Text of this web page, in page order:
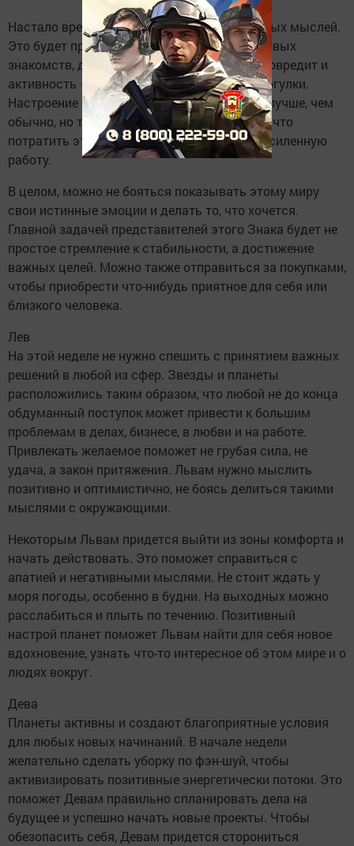
Настало время для избавления от негативных мыслей.
Это будет прекрасная неделя для поиска новых
знакомств, для развлечений и отдыха. Не повредит и
активность — полезными станут долгие прогулки.
Настроение и физическое состояние будут лучше, чем
обычно, но только самим Ракам решать, на что
потратить этот период — на отдых или на усиленную
работу.
В целом, можно не бояться показывать этому миру
свои истинные эмоции и делать то, что хочется.
Главной задачей представителей этого Знака будет не
простое стремление к стабильности, а достижение
важных целей. Можно также отправиться за покупками,
чтобы приобрести что-нибудь приятное для себя или
близкого человека.
Лев
На этой неделе не нужно спешить с принятием важных
решений в любой из сфер. Звезды и планеты
расположились таким образом, что любой не до конца
обдуманный поступок может привести к большим
проблемам в делах, бизнесе, в любви и на работе.
Привлекать желаемое поможет не грубая сила, не
удача, а закон притяжения. Львам нужно мыслить
позитивно и оптимистично, не боясь делиться такими
мыслями с окружающими.
Некоторым Львам придется выйти из зоны комфорта и
начать действовать. Это поможет справиться с
апатией и негативными мыслями. Не стоит ждать у
моря погоды, особенно в будни. На выходных можно
расслабиться и плыть по течению. Позитивный
настрой планет поможет Львам найти для себя новое
вдохновение, узнать что-то интересное об этом мире и о
людях вокруг.
Дева
Планеты активны и создают благоприятные условия
для любых новых начинаний. В начале недели
желательно сделать уборку по фэн-шуй, чтобы
активизировать позитивные энергетически потоки. Это
поможет Девам правильно спланировать дела на
будущее и успешно начать новые проекты. Чтобы
обезопасить себя, Девам придется сторониться